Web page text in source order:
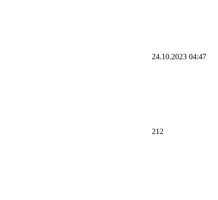
24.10.2023 04:47
212